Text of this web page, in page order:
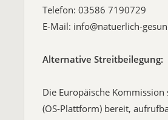
Telefon: 03586 7190729
E-Mail: info@natuerlich-
Alternative Streitbeilegung:
Die Europäische
(OS-Plattform) bereit,